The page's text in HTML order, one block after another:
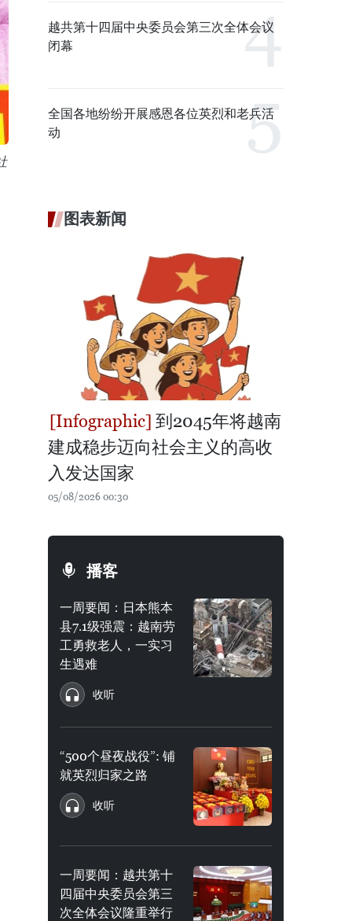
越共第十四届中央委员会第三次全体会议
闭幕
全国各地纷纷开展感恩各位英烈和老兵活
动
图表新闻
到2045年将越南
建成稳步迈向社会主义的高收
入发达国家
05/08/2026 00:30
播客
一周要闻：日本熊本
县7.1级强震：越南劳
工勇救老人，一实习
生遇难
收听
“500个昼夜战役”: 铺
就英烈归家之路
收听
一周要闻：越共第十
四届中央委员会第三
次全体会议隆重举行